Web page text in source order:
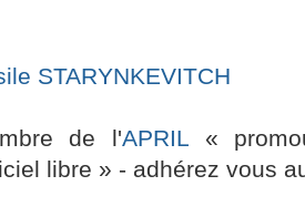
STARYNKEVITCH
de l'APRIL «
libre » - adhérez vous